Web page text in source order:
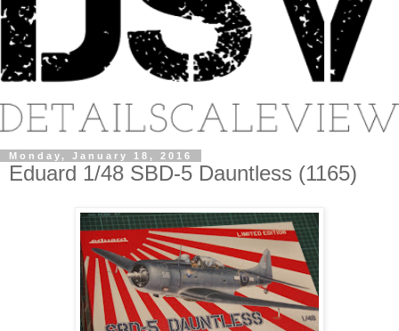
Monday, January 18, 2016
Eduard 1/48 SBD-5 Dauntless (1165)